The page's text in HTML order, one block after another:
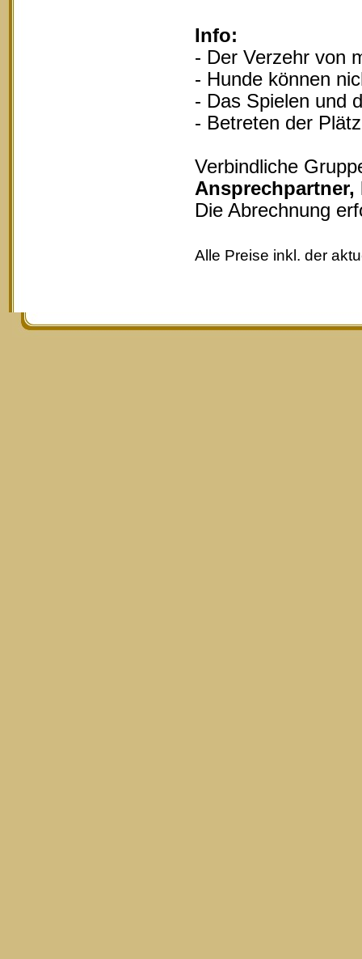
Info:
- Der Verzehr von
- Hunde können
- Das Spielen und
- Betreten der
Verbindliche
Die Abrechnung
Alle Preise inkl. der